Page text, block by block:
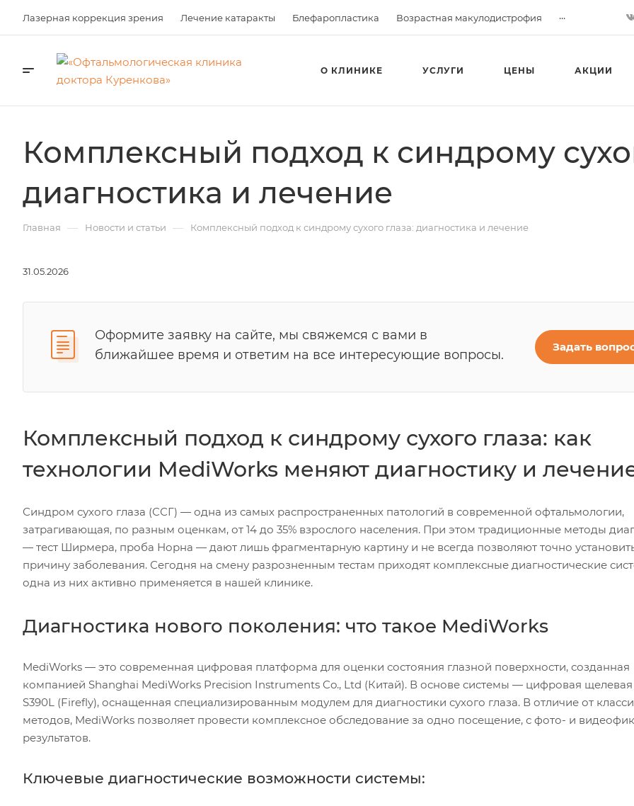
Лазерная коррекция зрения Лечение катаракты Блефаропластика Возрастная макулодистрофия ...
О КЛИНИКЕ УСЛУГИ ЦЕНЫ АКЦИИ
Комплексный подход к синдрому
диагностика и лечение
Главная — Новости и статьи — Комплексный подход к синдрому сухого глаза: диагностика и лечение
31.05.2026
Оформите заявку на сайте, мы свяжемся с вами в
ближайшее время и ответим на все интересующие вопросы.
Задать
Комплексный подход к синдрому сухого глаза: как
технологии MediWorks меняют диагностику и
Синдром сухого глаза (ССГ) — одна из самых распространенных патологий в современной офтальмологии,
затрагивающая, по разным оценкам, от 14 до 35% взрослого населения. При этом традиционные методы
— тест Ширмера, проба Норна — дают лишь фрагментарную картину и не всегда позволяют точно
причину заболевания. Сегодня на смену разрозненным тестам приходят комплексные диагностические
одна из них активно применяется в нашей клинике.
Диагностика нового поколения: что такое MediWorks
MediWorks — это современная цифровая платформа для оценки состояния глазной поверхности, созданная
компанией Shanghai MediWorks Precision Instruments Co., Ltd (Китай). В основе системы — цифровая
S390L (Firefly), оснащенная специализированным модулем для диагностики сухого глаза. В отличие от
методов, MediWorks позволяет провести комплексное обследование за одно посещение, с фото- и
результатов.
Ключевые диагностические возможности системы: